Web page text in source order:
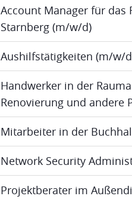
Account Manager für das
Starnberg (m/w/d)
Aushilfstätigkeiten (m/w/
Handwerker in der
Renovierung und andere
Mitarbeiter in der
Network Security
Projektberater im